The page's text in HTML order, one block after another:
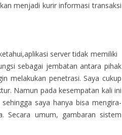
menjadi kurir informasi transaksi
server tidak memiliki
sebagai jembatan antara pihak
melakukan penetrasi. Saya cukup
Namun pada kesempatan kali ini
saya hanya bisa mengira-
Secara umum, gambaran sistem